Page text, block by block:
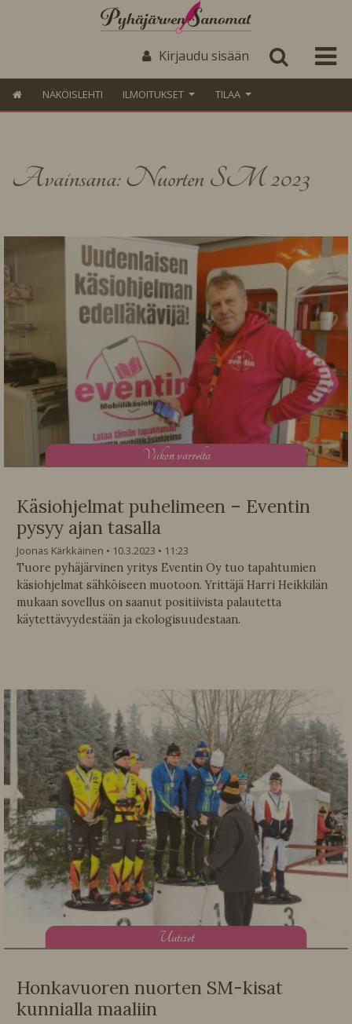
Kirjaudu sisään
NÄKÖISLEHTI ILMOITUKSET TILAA
Avainsana: Nuorten SM 2023
Viikon varrelta
Käsiohjelmat puhelimeen – Eventin
pysyy ajan tasalla
Joonas Kärkkäinen 10.3.2023
11:23
Tuore pyhäjärvinen yritys Eventin Oy tuo tapahtumien
käsiohjelmat sähköiseen muotoon. Yrittäjä Harri Heikkilän
mukaan sovellus on saanut positiivista palautetta
käytettävyydestään ja ekologisuudestaan.
Uutiset
Honkavuoren nuorten SM-kisat
kunnialla maaliin